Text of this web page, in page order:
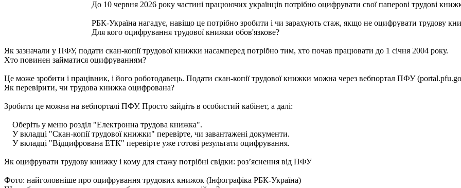
До 10 червня 2026 року частині працюючих українців потрібно оцифрувати свої паперові трудові
РБК-Україна нагадує, навіщо це потрібно зробити і чи зарахують стаж, якщо не оцифрувати трудову
Для кого оцифрування трудової книжки обов'язкове?
Як зазначали у ПФУ, подати скан-копії трудової книжки насамперед потрібно тим, хто почав працювати до 1 січня 2004 року.
Хто повинен займатися оцифруванням?
Це може зробити і працівник, і його роботодавець. Подати скан-копії трудової книжки можна через вебпортал ПФУ
Як перевірити, чи трудова книжка оцифрована?
Зробити це можна на вебпорталі ПФУ. Просто зайдіть в особистий кабінет, а далі:
Оберіть у меню розділ "Електронна трудова книжка".
У вкладці "Скан-копії трудової книжки" перевірте, чи завантажені документи.
У вкладці "Відцифрована ЕТК" перевірте уже готові результати оцифрування.
Як оцифрувати трудову книжку і кому для стажу потрібні свідки: розʼяснення від ПФУ
Фото: найголовніше про оцифрування трудових книжок (Інфографіка РБК-Україна)